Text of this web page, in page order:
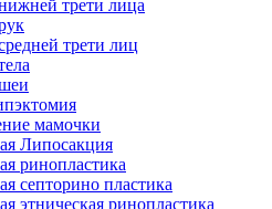
трети лица
трети лиц
мамочки
Липосакция
ринопластика
септорино пластика
этническая ринопластика